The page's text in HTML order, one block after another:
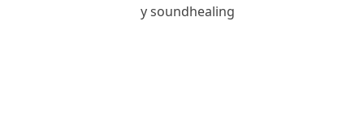
y soundhealing